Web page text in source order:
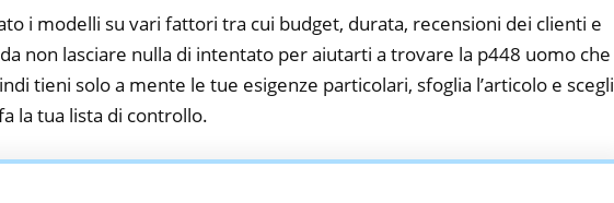
i modelli su vari fattori tra cui budget, durata, recensioni dei clienti e
non lasciare nulla di intentato per aiutarti a trovare la p448 uomo che
tieni solo a mente le tue esigenze particolari, sfoglia l’articolo e scegli
la tua lista di controllo.